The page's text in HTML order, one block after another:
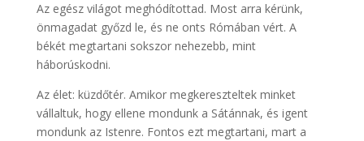
Az egész világot meghódítottad. Most arra kérünk,
önmagadat győzd le, és ne onts Rómában vért. A
békét megtartani sokszor nehezebb, mint
háborúskodni.
Az élet: küzdőtér. Amikor megkereszteltek minket
vállaltuk, hogy ellene mondunk a Sátánnak, és igent
mondunk az Istenre. Fontos ezt megtartani, mart a